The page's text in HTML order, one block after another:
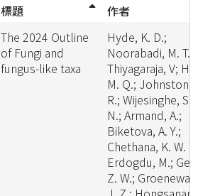
標題
作者
The 2024 Outline
of Fungi and
fungus-like taxa
Hyde, K. D.;
Noorabadi, M. T.;
Thiyagaraja, V;
M. Q.; Johnston,
R.; Wijesinghe, S.
N.; Armand, A.;
Biketova, A. Y.;
Chethana, K. W.
Erdogdu, M.; Ge,
Z. W.;